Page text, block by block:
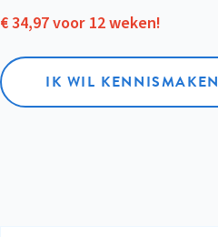
€ 34,97 voor 12 weken!
IK WIL KENNISMAKEN